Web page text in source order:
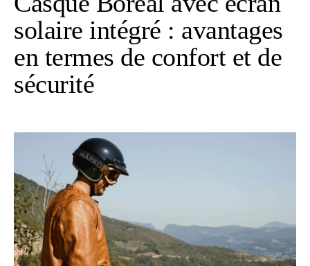
solaire intégré : avantages
en termes de confort et de
sécurité